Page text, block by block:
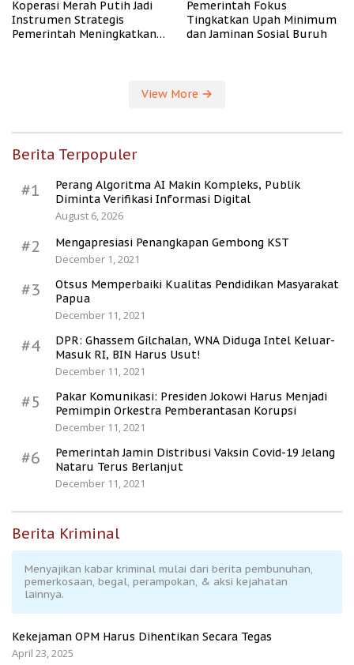
Koperasi Merah Putih Jadi
Instrumen Strategis
Pemerintah Meningkatkan
Pemerintah Fokus
Tingkatkan Upah Minimum
dan Jaminan Sosial Buruh
View More
Berita Terpopuler
#1
Perang Algoritma AI Makin Kompleks, Publik
Diminta Verifikasi Informasi Digital
August 6, 2026
#2
Mengapresiasi Penangkapan Gembong KST
December 1, 2021
#3
Otsus Memperbaiki Kualitas Pendidikan Masyarakat
Papua
December 11, 2021
#4
DPR: Ghassem Gilchalan, WNA Diduga Intel Keluar-
Masuk RI, BIN Harus Usut!
December 11, 2021
#5
Pakar Komunikasi: Presiden Jokowi Harus Menjadi
Pemimpin Orkestra Pemberantasan Korupsi
December 11, 2021
#6
Pemerintah Jamin Distribusi Vaksin Covid-19 Jelang
Nataru Terus Berlanjut
December 11, 2021
Berita Kriminal
Menyajikan kabar kriminal mulai dari berita pembunuhan,
pemerkosaan, begal, perampokan, & aksi kejahatan
lainnya.
Kekejaman OPM Harus Dihentikan Secara Tegas
April 23, 2025